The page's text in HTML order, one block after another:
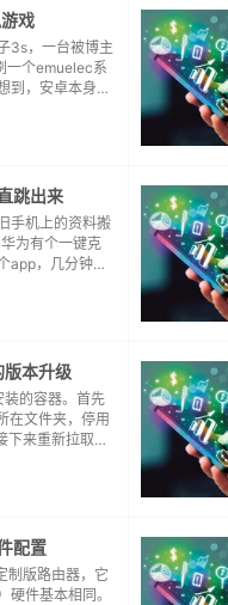
戏
3s，一台被博主
一个emuelec系
到，安卓本身就
花里胡哨，...
跳出来
手机上的资料搬
为有个一键克
app，几分钟就
突然界面一
本升级
的容器。首先
文件夹，停用
来重新拉取仓
配置
制版路由器，它
件基本相同。